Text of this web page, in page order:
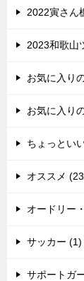
2022寅さん
2023和歌山
お気に入り
お気に入り
ちょっとい
オススメ
オードリー
サッカー (1)
サポートガ